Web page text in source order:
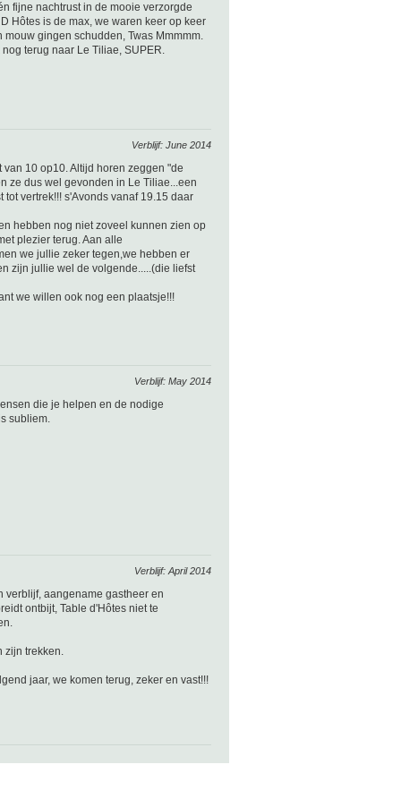
fijne nachtrust in de mooie verzorgde
Hôtes is de max, we waren keer op keer
gingen schudden, Twas Mmmmm.
terug naar Le Tiliae, SUPER.
Verblijf: June 2014
10 op10. Altijd horen zeggen "de
ze dus wel gevonden in Le Tiliae...een
vertrek!!! s'Avonds vanaf 19.15 daar
hebben nog niet zoveel kunnen zien op
plezier terug. Aan alle
we jullie zeker tegen,we hebben er
zijn jullie wel de volgende.....(die liefst
we willen ook nog een plaatsje!!!
Verblijf: May 2014
die je helpen en de nodige
subliem.
Verblijf: April 2014
verblijf, aangename gastheer en
ontbijt, Table d'Hôtes niet te
zijn trekken.
jaar, we komen terug, zeker en vast!!!